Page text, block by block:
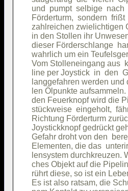
und  pumpt  selbige  nach
Förderturm,  sondern  frißt
zahlreichen zwielichtigen
in den Stollen ihr
dieser Förderschlange
wahrlich um ein
Vom Stolleneingang aus
line per Joystick  in  den
langgefahren werden und
len Ölpunkte
den Feuerknopf wird die
stückweise  eingeholt,
Richtung Förderturm
Joystickknopf gedrückt
Gefahr droht von den
Elementen, die das
lensystem durchkreuzen.
ches Objekt auf die
rührt diese, so ist ein
Es ist also ratsam, die